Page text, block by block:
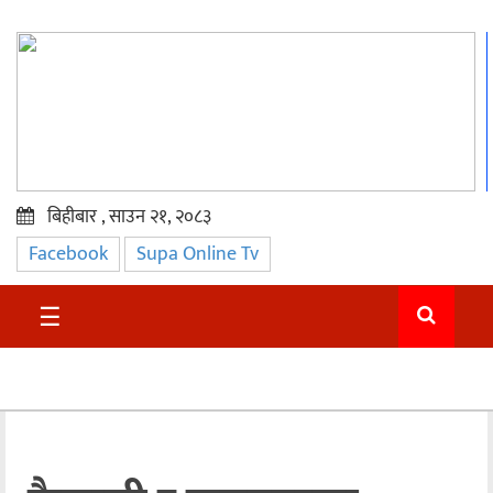
प्रमुख
समाचार
सुदुर
बिहीबार , साउन २१, २०८३
Facebook Supa Online Tv
☰